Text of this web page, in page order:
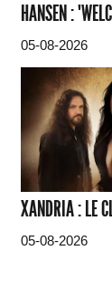
HANSEN :
05-08-2026
XANDRIA : LE
05-08-2026